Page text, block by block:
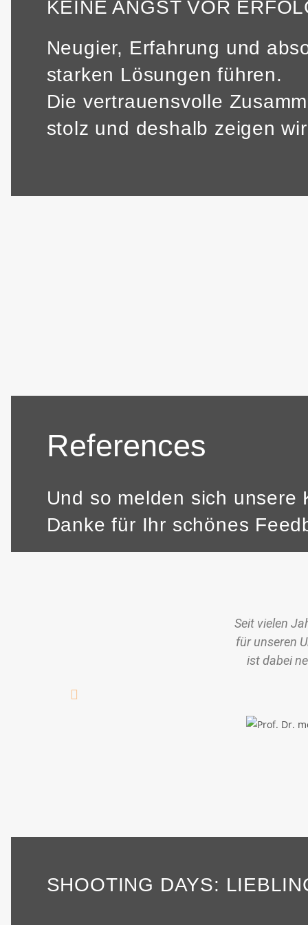
KEINE ANGST VOR
Neugier, Erfahrung und
starken Lösungen führen.
Die vertrauensvolle
stolz und deshalb zeigen
References
Und so melden sich unsere
Danke für Ihr schönes
Seit vielen
für unseren
ist dabei
SHOOTING DAYS: